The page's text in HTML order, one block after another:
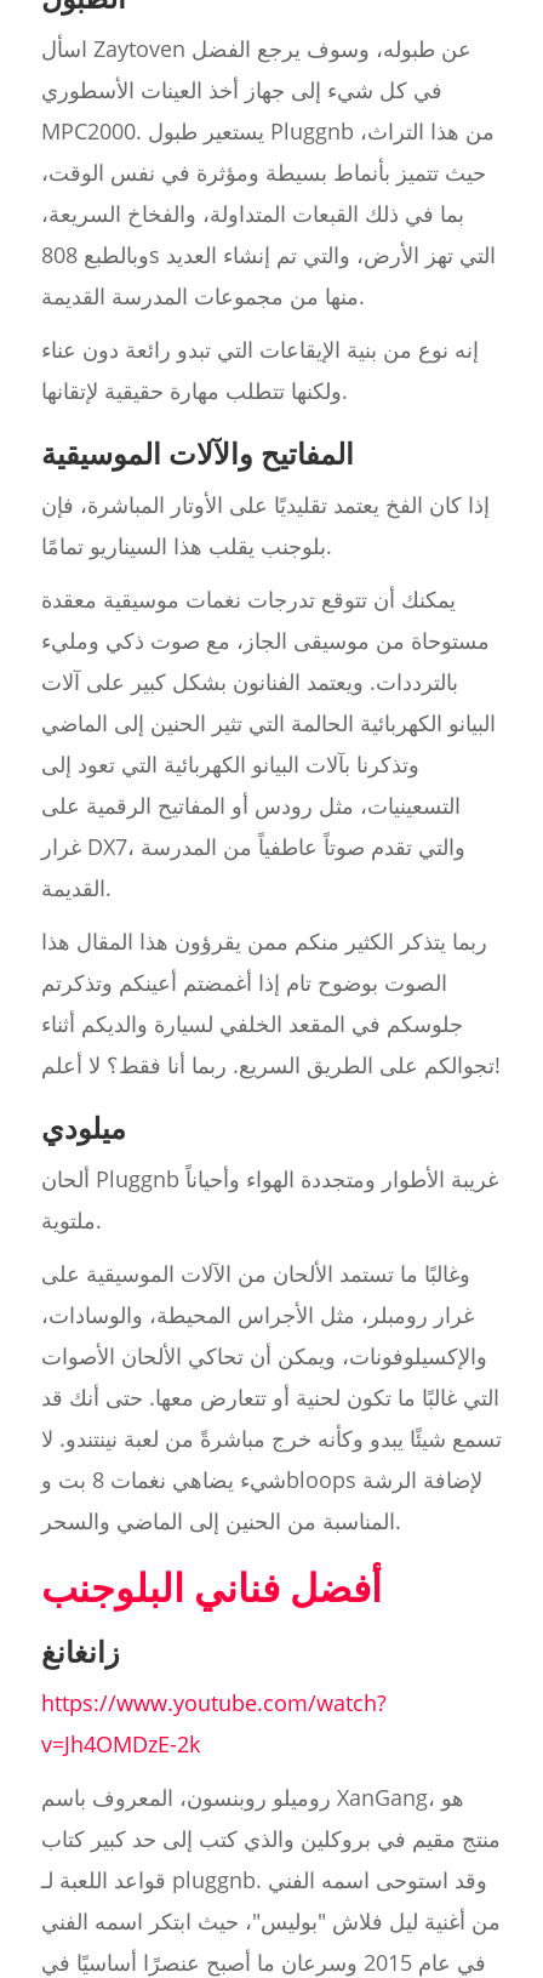
اسأل Zaytoven عن طبوله، وسوف يرجع الفضل
في كل شيء إلى جهاز أخذ العينات الأسطوري
MPC2000. يستعير طبول Pluggnb من هذا التراث،
حيث تتميز بأنماط بسيطة ومؤثرة في نفس الوقت،
بما في ذلك القبعات المتداولة، والفخاخ السريعة،
وبالطبع 808s التي تهز الأرض، والتي تم إنشاء العديد
منها من مجموعات المدرسة القديمة.
إنه نوع من بنية الإيقاعات التي تبدو رائعة دون عناء
ولكنها تتطلب مهارة حقيقية لإتقانها.
المفاتيح والآلات الموسيقية
إذا كان الفخ يعتمد تقليديًا على الأوتار المباشرة، فإن
بلوجنب يقلب هذا السيناريو تمامًا.
يمكنك أن تتوقع تدرجات نغمات موسيقية معقدة
مستوحاة من موسيقى الجاز، مع صوت ذكي ومليء
بالترددات. ويعتمد الفنانون بشكل كبير على آلات
البيانو الكهربائية الحالمة التي تثير الحنين إلى الماضي
وتذكرنا بآلات البيانو الكهربائية التي تعود إلى
التسعينيات، مثل رودس أو المفاتيح الرقمية على
غرار DX7، والتي تقدم صوتاً عاطفياً من المدرسة
القديمة.
ربما يتذكر الكثير منكم ممن يقرؤون هذا المقال هذا
الصوت بوضوح تام إذا أغمضتم أعينكم وتذكرتم
جلوسكم في المقعد الخلفي لسيارة والديكم أثناء
تجوالكم على الطريق السريع. ربما أنا فقط؟ لا أعلم!
ميلودي
ألحان Pluggnb غريبة الأطوار ومتجددة الهواء وأحياناً
ملتوية.
وغالبًا ما تستمد الألحان من الآلات الموسيقية على
غرار رومبلر، مثل الأجراس المحيطة، والوسادات،
والإكسيلوفونات، ويمكن أن تحاكي الألحان الأصوات
التي غالبًا ما تكون لحنية أو تتعارض معها. حتى أنك قد
تسمع شيئًا يبدو وكأنه خرج مباشرةً من لعبة نينتندو. لا
شيء يضاهي نغمات 8 بت وbloops لإضافة الرشة
المناسبة من الحنين إلى الماضي والسحر.
أفضل فناني البلوجنب
زانغانغ
https://www.youtube.com/watch?
v=Jh4OMDzE-2k
روميلو روبنسون، المعروف باسم XanGang، هو
منتج مقيم في بروكلين والذي كتب إلى حد كبير كتاب
قواعد اللعبة لـ pluggnb. وقد استوحى اسمه الفني
من أغنية ليل فلاش "بوليس"، حيث ابتكر اسمه الفني
في عام 2015 وسرعان ما أصبح عنصرًا أساسيًا في